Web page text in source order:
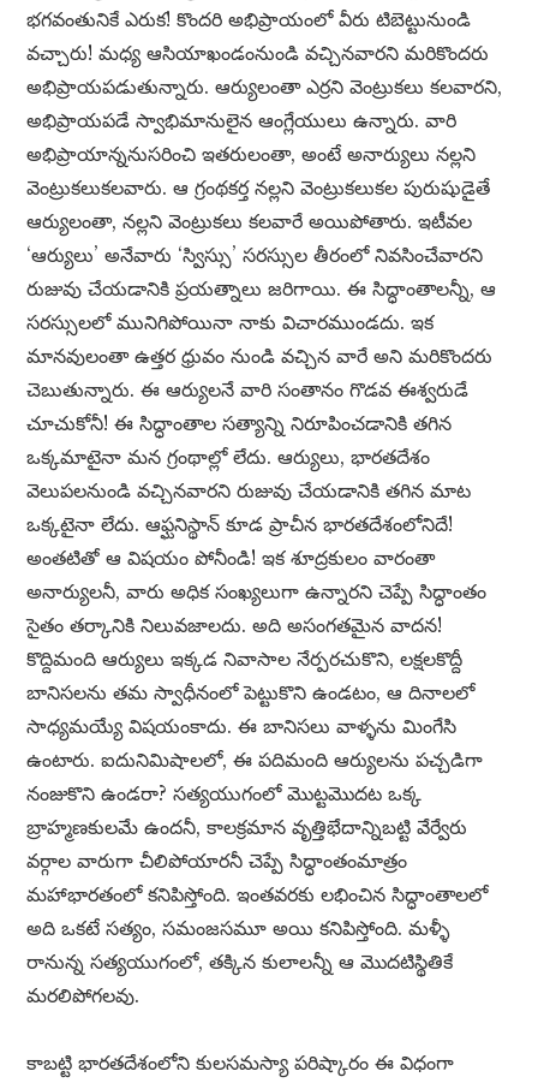
భగవంతునికే ఎరుక! కొందరి అభిప్రాయంలో వీరు టిబెట్టునుండి
వచ్చారు! మధ్య ఆసియాఖండంనుండి వచ్చినవారని మరికొందరు
అభిప్రాయపడుతున్నారు. ఆర్యులంతా ఎర్రని వెంట్రుకలు కలవారని,
అభిప్రాయపడే స్వాభిమానులైన ఆంగ్లేయులు ఉన్నారు. వారి
అభిప్రాయాన్ననుసరించి ఇతరులంతా, అంటే అనార్యులు నల్లని
వెంట్రుకలుకలవారు. ఆ గ్రంథకర్త నల్లని వెంట్రుకలుకల పురుషుడైతే
ఆర్యులంతా, నల్లని వెంట్రుకలు కలవారే అయిపోతారు. ఇటీవల
‘ఆర్యులు’ అనేవారు ‘స్విస్సు’ సరస్సుల తీరంలో నివసించేవారని
రుజువు చేయడానికి ప్రయత్నాలు జరిగాయి. ఈ సిద్ధాంతాలన్నీ, ఆ
సరస్సులలో మునిగిపోయినా నాకు విచారముండదు. ఇక
మానవులంతా ఉత్తర ధ్రువం నుండి వచ్చిన వారే అని మరికొందరు
చెబుతున్నారు. ఈ ఆర్యులనే వారి సంతానం గొడవ ఈశ్వరుడే
చూచుకోనీ! ఈ సిద్ధాంతాల సత్యాన్ని నిరూపించడానికి తగిన
ఒక్కమాటైనా మన గ్రంథాల్లో లేదు. ఆర్యులు, భారతదేశం
వెలుపలనుండి వచ్చినవారని రుజువు చేయడానికి తగిన మాట
ఒక్కటైనా లేదు. ఆఫ్ఘనిస్థాన్ కూడ ప్రాచీన భారతదేశంలోనిదే!
అంతటితో ఆ విషయం పోనీండి! ఇక శూద్రకులం వారంతా
అనార్యులనీ, వారు అధిక సంఖ్యలుగా ఉన్నారని చెప్పే సిద్ధాంతం
సైతం తర్కానికి నిలువజాలదు. అది అసంగతమైన వాదన!
కొద్దిమంది ఆర్యులు ఇక్కడ నివాసాల నేర్పరచుకొని, లక్షలకొద్దీ
బానిసలను తమ స్వాధీనంలో పెట్టుకొని ఉండటం, ఆ దినాలలో
సాధ్యమయ్యే విషయంకాదు. ఈ బానిసలు వాళ్ళను మింగేసి
ఉంటారు. ఐదునిమిషాలలో, ఈ పదిమంది ఆర్యులను పచ్చడిగా
నంజుకొని ఉండరా? సత్యయుగంలో మొట్టమొదట ఒక్క
బ్రాహ్మణకులమే ఉందనీ, కాలక్రమాన వృత్తిభేదాన్నిబట్టి వేర్వేరు
వర్గాల వారుగా చీలిపోయారనీ చెప్పే సిద్ధాంతంమాత్రం
మహాభారతంలో కనిపిస్తోంది. ఇంతవరకు లభించిన సిద్ధాంతాలలో
అది ఒకటే సత్యం, సమంజసమూ అయి కనిపిస్తోంది. మళ్ళీ
రానున్న సత్యయుగంలో, తక్కిన కులాలన్నీ ఆ మొదటిస్థితికే
మరలిపోగలవు.
కాబట్టి భారతదేశంలోని కులసమస్యా పరిష్కారం ఈ విధంగా